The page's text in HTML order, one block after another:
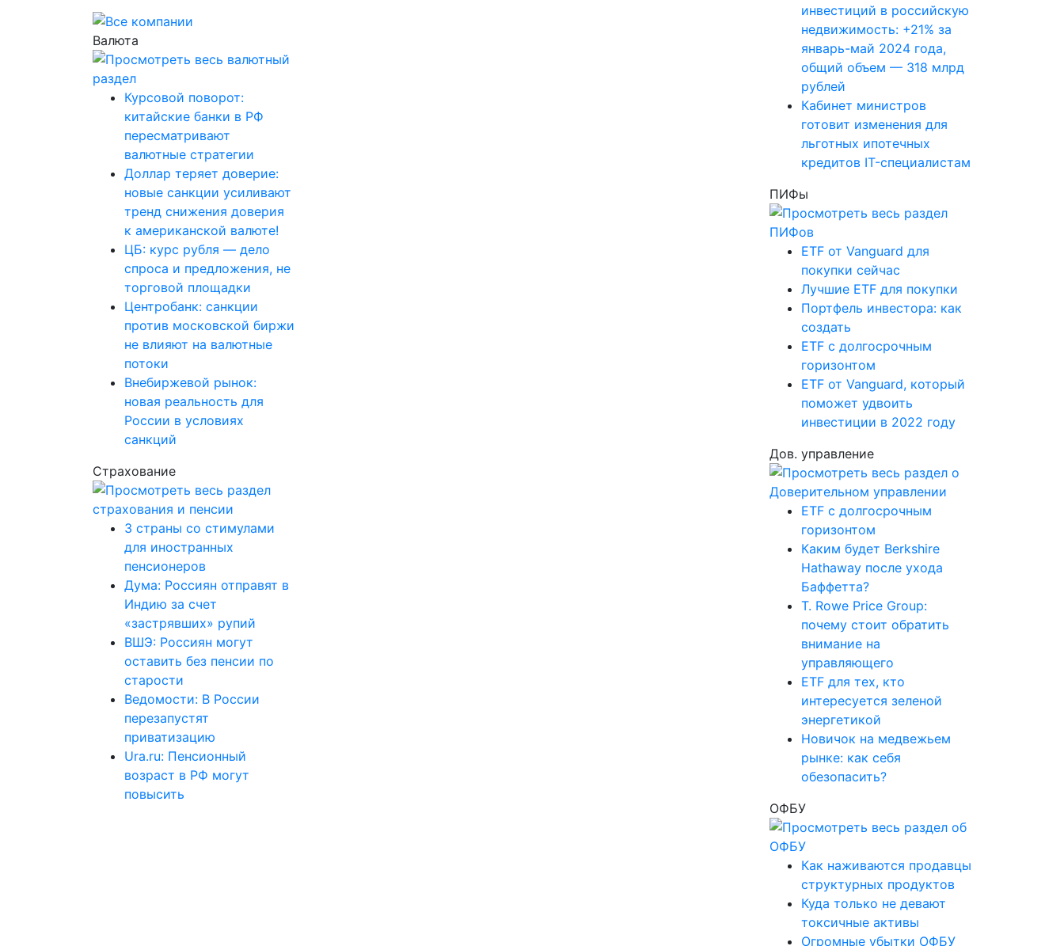
Валюта
Курсовой поворот:
китайские банки в РФ
пересматривают
валютные стратегии
Доллар теряет доверие:
новые санкции усиливают
тренд снижения доверия
к американской валюте!
ЦБ: курс рубля — дело
спроса и предложения, не
торговой площадки
Центробанк: санкции
против московской биржи
не влияют на валютные
потоки
Внебиржевой рынок:
новая реальность для
России в условиях
санкций
Страхование
3 страны со стимулами
для иностранных
пенсионеров
Дума: Россиян отправят в
Индию за счет
«застрявших» рупий
ВШЭ: Россиян могут
оставить без пенсии по
старости
Ведомости: В России
перезапустят
приватизацию
Ura.ru: Пенсионный
возраст в РФ могут
повысить
инвестиций в российскую
недвижимость: +21% за
январь-май 2024 года,
общий объем — 318 млрд
рублей
Кабинет министров
готовит изменения для
льготных ипотечных
кредитов IT-специалистам
ПИФы
ETF от Vanguard для
покупки сейчас
Лучшие ETF для покупки
Портфель инвестора: как
создать
ETF с долгосрочным
горизонтом
ETF от Vanguard, который
поможет удвоить
инвестиции в 2022 году
Дов. управление
ETF с долгосрочным
горизонтом
Каким будет Berkshire
Hathaway после ухода
Баффетта?
T. Rowe Price Group:
почему стоит обратить
внимание на
управляющего
ETF для тех, кто
интересуется зеленой
энергетикой
Новичок на медвежьем
рынке: как себя
обезопасить?
ОФБУ
Как наживаются продавцы
структурных продуктов
Куда только не девают
токсичные активы
Огромные убытки ОФБУ